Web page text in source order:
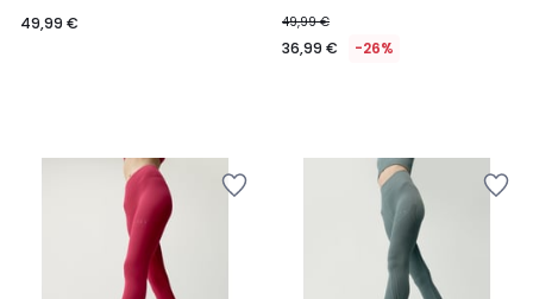
49,99 € 49,99 €
36,99 € -26%